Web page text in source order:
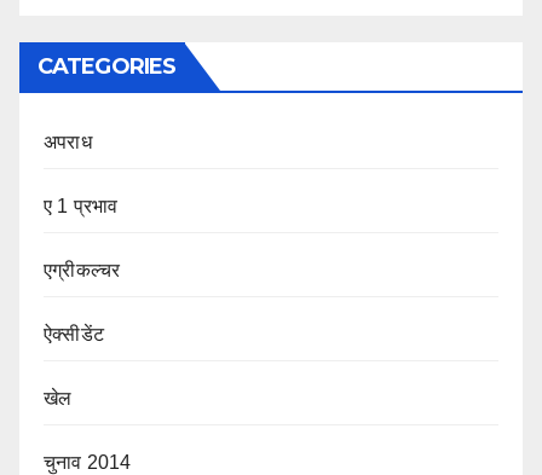
CATEGORIES
अपराध
ए 1 प्रभाव
एग्रीकल्चर
ऐक्सीडेंट
खेल
चुनाव 2014